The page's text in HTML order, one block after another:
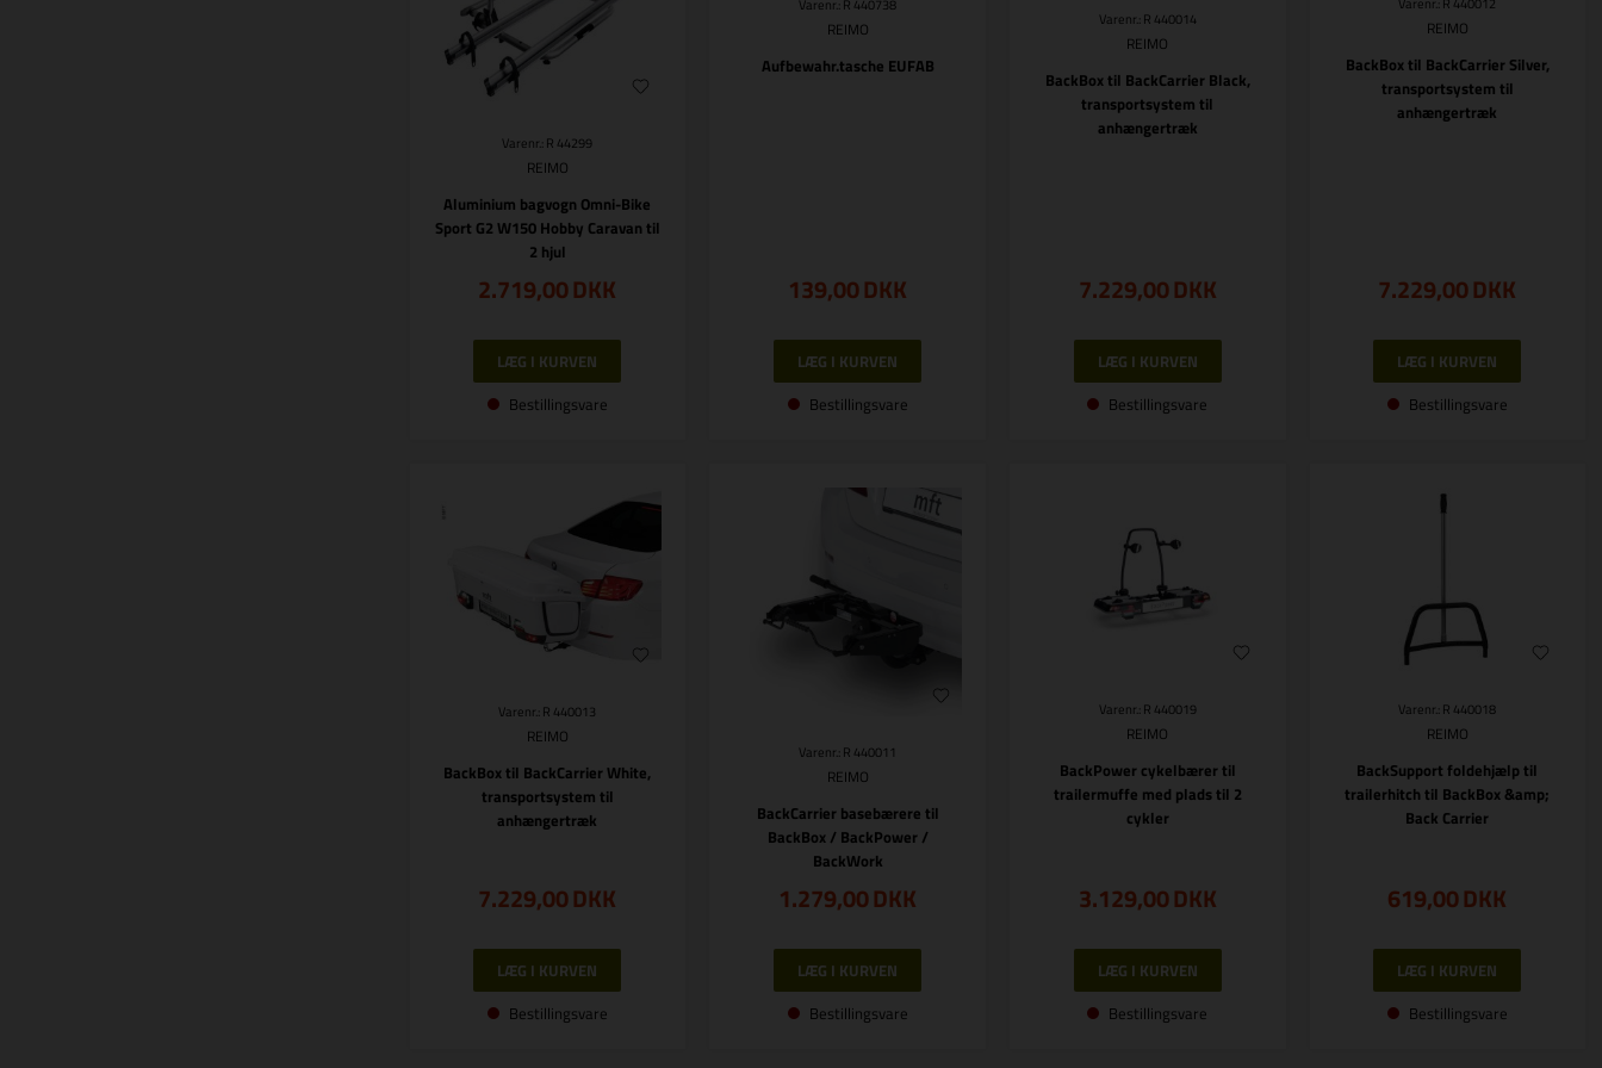
Varenr.: R 44299
REIMO
Aluminium bagvogn Omni-Bike
Sport G2 W150 Hobby Caravan til
2 hjul
2.719,00DKK
Bestillingsvare
Varenr.: R 440738
REIMO
Aufbewahr.tasche EUFAB
139,00DKK
Bestillingsvare
Varenr.: R 440014
REIMO
BackBox til BackCarrier Black,
transportsystem til
anhængertræk
7.229,00DKK
Bestillingsvare
REIMO
BackBox til BackCarrier Silver,
transportsystem til
anhængertræk
7.229,00DKK
Bestillingsvare
Varenr.: R 440013
REIMO
BackBox til BackCarrier White,
transportsystem til
anhængertræk
7.229,00DKK
Bestillingsvare
Varenr.: R 440011
REIMO
BackCarrier basebærere til
BackBox / BackPower /
BackWork
1.279,00DKK
Bestillingsvare
Varenr.: R 440019
REIMO
BackPower cykelbærer til
trailermuffe med plads til 2
cykler
3.129,00DKK
Bestillingsvare
Varenr.: R 440018
REIMO
BackSupport foldehjælp til
trailerhitch til BackBox &amp;
Back Carrier
619,00DKK
Bestillingsvare